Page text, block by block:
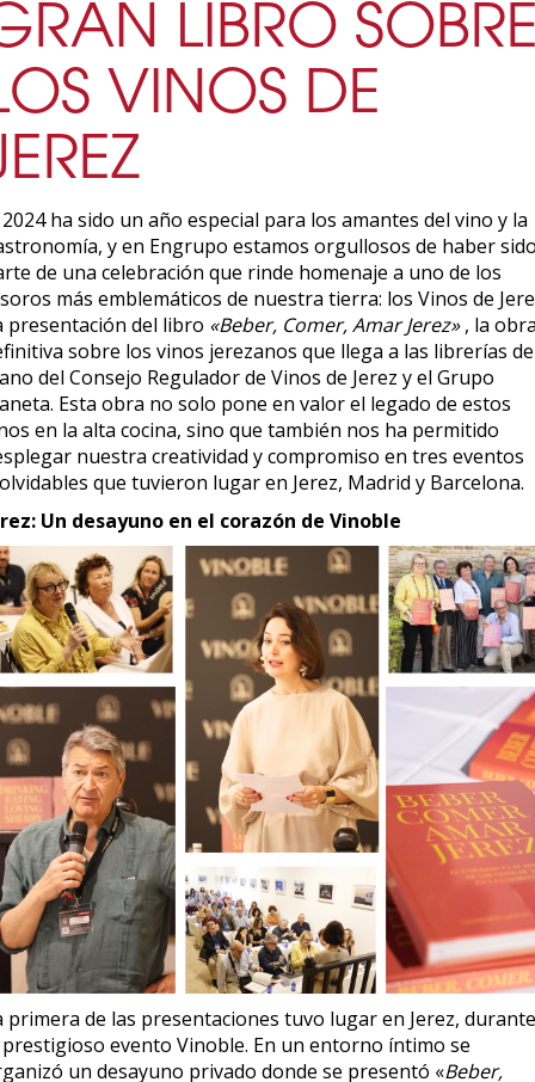
LIBRO
VINOS DE
2024 ha sido un año especial para los amantes del vino y la
y en Engrupo estamos orgullosos de haber
de una celebración que rinde homenaje a uno de los
más emblemáticos de nuestra tierra: los Vinos de
presentación del libro «Beber, Comer, Amar Jerez», la
sobre los vinos jerezanos que llega a las librerías de
del Consejo Regulador de Vinos de Jerez y el Grupo
Esta obra no solo pone en valor el legado de estos
en la alta cocina, sino que también nos ha permitido
nuestra creatividad y compromiso en tres eventos
que tuvieron lugar en Jerez, Madrid y Barcelona.
Un desayuno en el corazón de Vinoble
primera de las presentaciones tuvo lugar en Jerez, durante
evento Vinoble. En un entorno íntimo se
un desayuno privado donde se presentó «Beber,